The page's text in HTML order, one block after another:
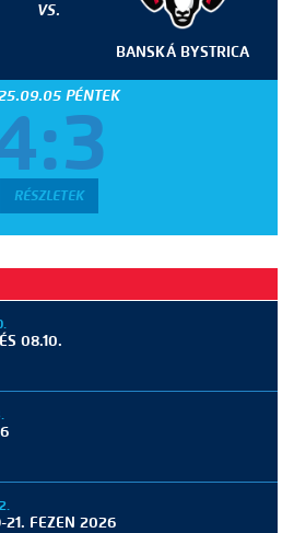
VS.
BANSKÁ BYSTRICA
PÉNTEK
RÉSZLETEK
08.10.
FEZEN 2026